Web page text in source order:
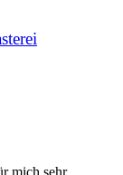
mich sehr